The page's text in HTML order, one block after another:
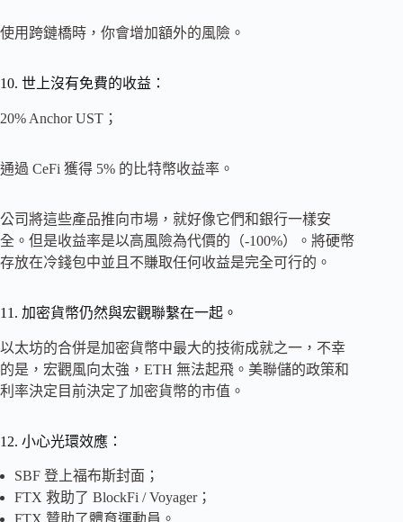
使用跨鏈橋時，你會增加額外的風險。
10. 世上沒有免費的收益：
20% Anchor UST；
通過 CeFi 獲得 5% 的比特幣收益率。
公司將這些產品推向市場，就好像它們和銀行一樣安
全。但是收益率是以高風險為代價的（-100%）。將硬幣
存放在冷錢包中並且不賺取任何收益是完全可行的。
11. 加密貨幣仍然與宏觀聯繫在一起。
以太坊的合併是加密貨幣中最大的技術成就之一，不幸
的是，宏觀風向太強，ETH 無法起飛。美聯儲的政策和
利率決定目前決定了加密貨幣的市值。
12. 小心光環效應：
SBF 登上福布斯封面；
FTX 救助了 BlockFi / Voyager；